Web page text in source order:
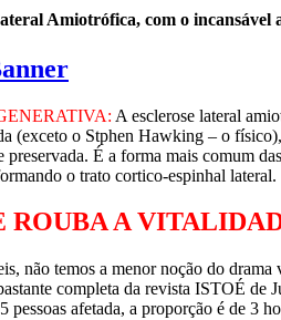
Amiotrófica, com o incansável
A esclerose lateral
(exceto o Stphen Hawking – o
preservada. É a forma mais comum
o trato cortico-espinhal lateral.
ROUBA A
não temos a menor noção do
completa da revista ISTOÉ de
pessoas afetada, a proporção é de 3